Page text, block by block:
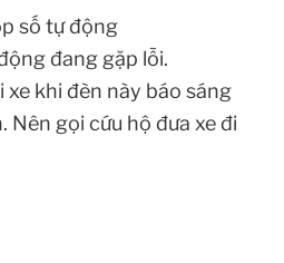
số tự động
đang gặp lỗi.
xe khi đèn này báo sáng
Nên gọi cứu hộ đưa xe đi